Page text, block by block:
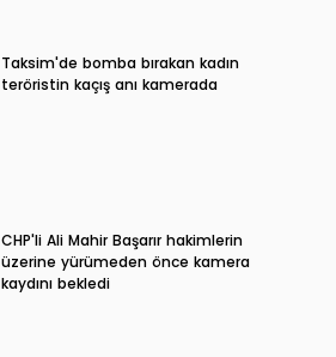
Taksim'de bomba bırakan kadın
teröristin kaçış anı kamerada
CHP'li Ali Mahir Başarır hakimlerin
üzerine yürümeden önce kamera
kaydını bekledi